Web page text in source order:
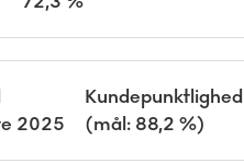
2025
Kundepunktlighed
(mål: 88,2 %)